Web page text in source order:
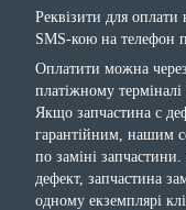
Реквізити для оплати
SMS-кою на телефон
Оплатити можна
платіжному
Якщо запчастина с
гарантійним, нашим
по заміні
дефект, запчастина
одному екземплярі